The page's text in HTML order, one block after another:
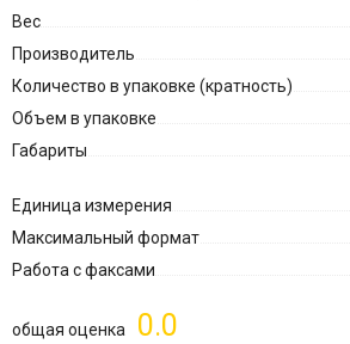
Вес
Производитель
Количество в упаковке (кратность)
Объем в упаковке
Габариты
Единица измерения
Максимальный формат
Работа с факсами
0.0
общая оценка